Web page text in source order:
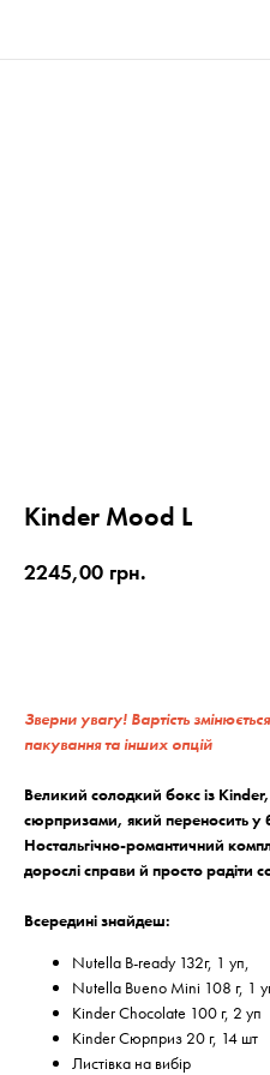
Kinder Mood L
2245,00 грн.
Зверни увагу! Вартість
пакування та інших опцій
Великий солодкий бокс із
сюрпризами, який переносить у
Ностальгічно-романтичний
дорослі справи й просто радіти
Всередині знайдеш:
Nutella B-ready 132г, 1 уп,
Nutella Bueno Mini 108 г, 1
Kinder Chocolate 100 г, 2 уп
Kinder Сюрприз 20 г, 14 шт
Листівка на вибір